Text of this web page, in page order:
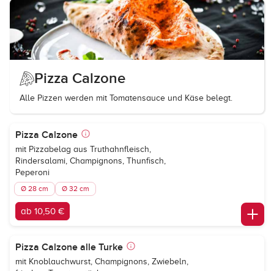
Pizza Calzone
Alle Pizzen werden mit Tomatensauce und Käse belegt.
Pizza Calzone
mit Pizzabelag aus Truthahnfleisch,
Rindersalami, Champignons, Thunfisch,
Peperoni
Ø 28 cm Ø 32 cm
ab 10,50 €
Pizza Calzone alle Turke
mit Knoblauchwurst, Champignons, Zwiebeln,